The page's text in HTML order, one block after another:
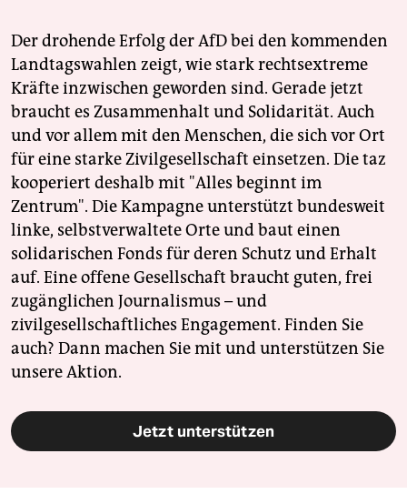
Der drohende Erfolg der AfD bei den kommenden
Landtagswahlen zeigt, wie stark rechtsextreme
Kräfte inzwischen geworden sind. Gerade jetzt
braucht es Zusammenhalt und Solidarität. Auch
und vor allem mit den Menschen, die sich vor Ort
für eine starke Zivilgesellschaft einsetzen. Die taz
kooperiert deshalb mit "Alles beginnt im
Zentrum". Die Kampagne unterstützt bundesweit
linke, selbstverwaltete Orte und baut einen
solidarischen Fonds für deren Schutz und Erhalt
auf. Eine offene Gesellschaft braucht guten, frei
zugänglichen Journalismus – und
zivilgesellschaftliches Engagement. Finden Sie
auch? Dann machen Sie mit und unterstützen Sie
unsere Aktion.
Jetzt unterstützen